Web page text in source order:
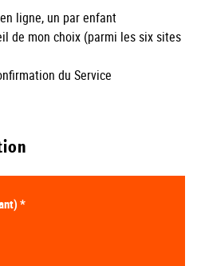
ligne, un par enfant
de mon choix (parmi les six sites
du Service
*